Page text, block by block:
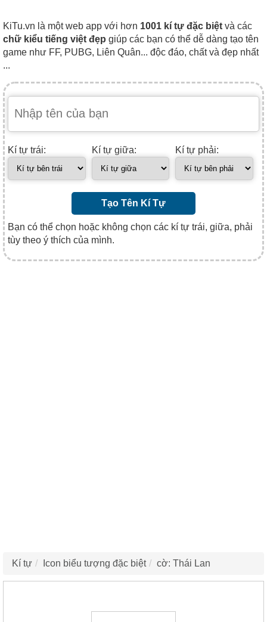
KiTu.vn là một web app với hơn 1001 kí tự đặc biệt và các
chữ kiểu tiếng việt đẹp giúp các bạn có thể dễ dàng tạo tên
game như FF, PUBG, Liên Quân... độc đáo, chất và đẹp nhất
...
Kí tự trái: Kí tự giữa: Kí tự phải:
Tạo Tên Kí Tự
Bạn có thể chọn hoặc không chọn các kí tự trái, giữa, phải
tùy theo ý thích của mình.
Kí tự Icon biểu tượng đặc biệt cờ: Thái Lan